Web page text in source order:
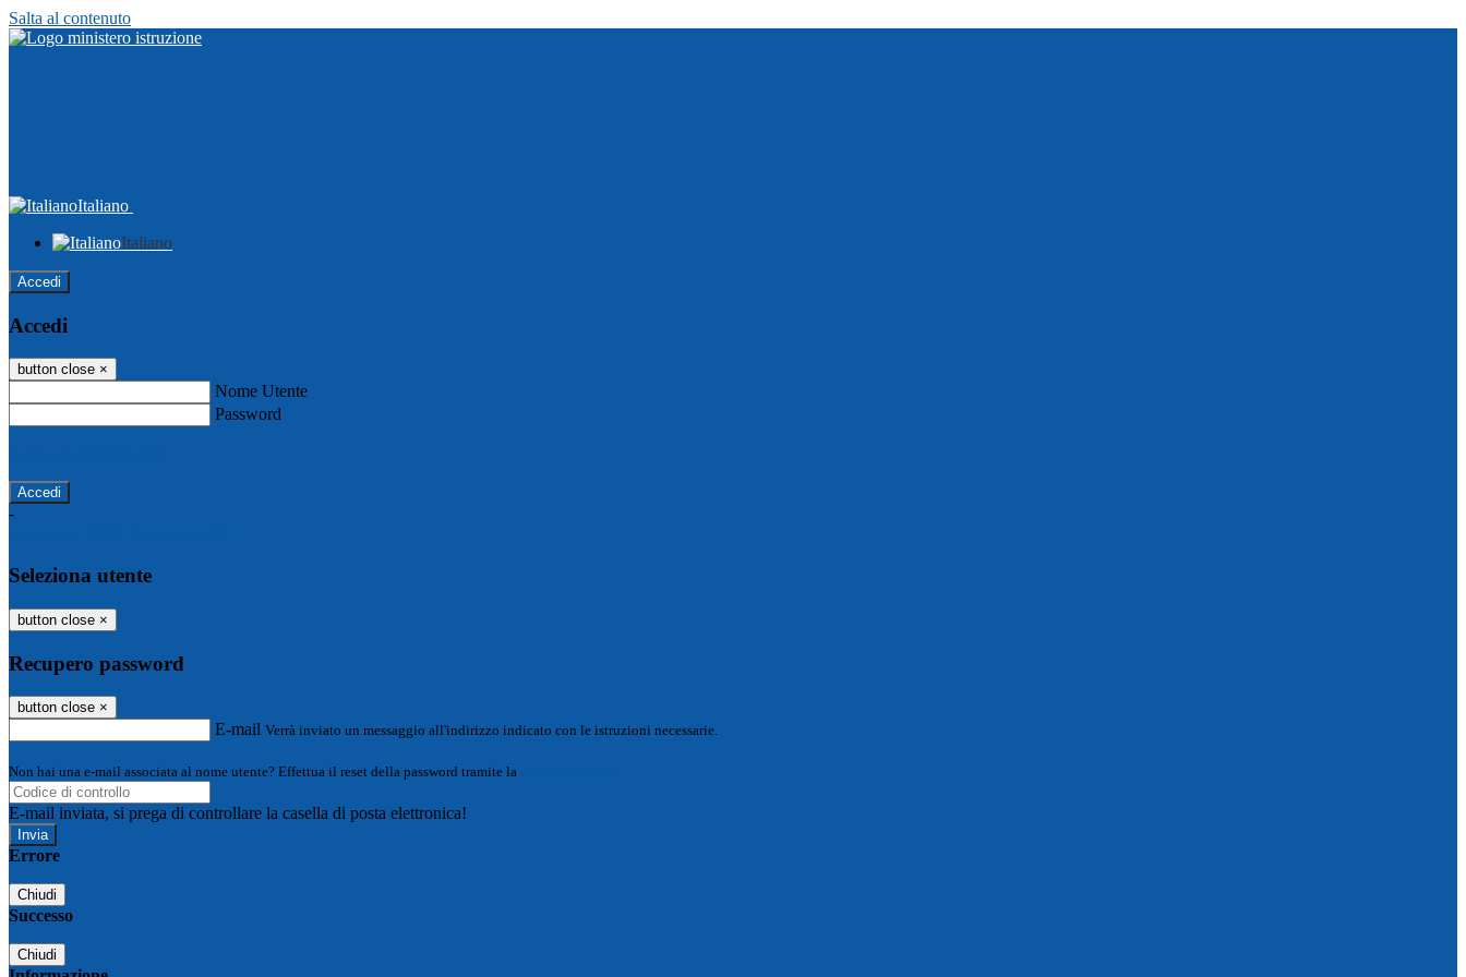
Salta al contenuto
Italiano
Italiano
Accedi
Accedi
button close ×
Nome Utente
Password
-
Seleziona utente
button close ×
Recupero password
button close ×
E-mail Verrà inviato un messaggio all'indirizzo indicato con le istruzioni necessarie.
Non hai una e-mail associata al nome utente? Effettua il reset della password tramite la
E-mail inviata, si prega di controllare la casella di posta elettronica!
Errore
Chiudi
Successo
Chiudi